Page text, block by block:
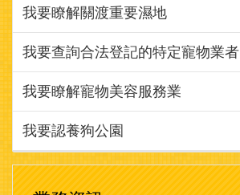
我要瞭解關渡重要濕地
我要查詢合法登記的特定寵物業者
我要瞭解寵物美容服務業
我要認養狗公園